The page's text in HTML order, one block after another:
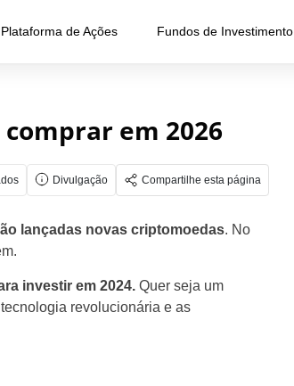
Plataforma de Ações Fundos de Investimento
em 2026
Divulgação Compartilhe esta página
lançadas novas criptomoedas. No
investir em 2024. Quer seja um
revolucionária e as